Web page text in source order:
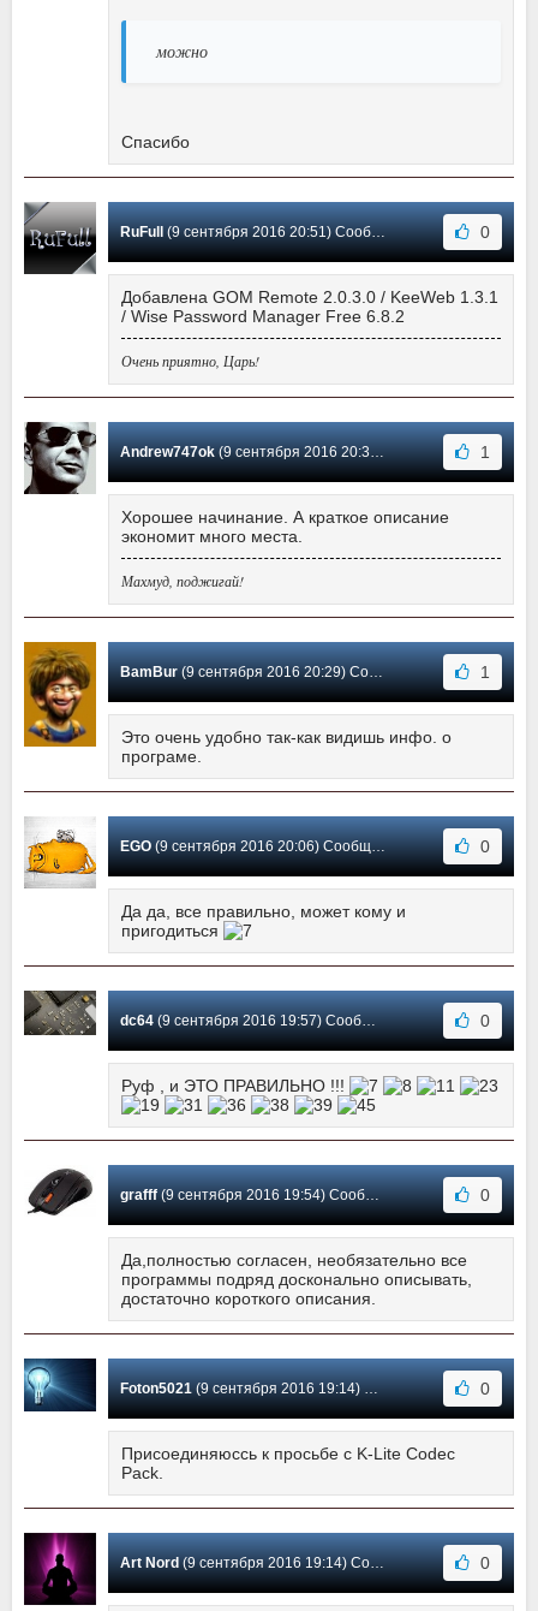
можно
Спасибо
RuFull(9 сентября 2016 20:51) Сообщение #10 0
Добавлена GOM Remote 2.0.3.0 / KeeWeb 1.3.1
/ Wise Password Manager Free 6.8.2
Очень приятно, Царь!
Andrew747ok(9 сентября 2016 20:31) Сообщение #9 1
Хорошее начинание. А краткое описание
экономит много места.
Махмуд, поджигай!
BamBur(9 сентября 2016 20:29) Сообщение #8 1
Это очень удобно так-как видишь инфо. о
програме.
EGO(9 сентября 2016 20:06) Сообщение #7 0
Да да, все правильно, может кому и
пригодиться
dc64(9 сентября 2016 19:57) Сообщение #6 0
Руф , и ЭТО ПРАВИЛЬНО !!!
grafff(9 сентября 2016 19:54) Сообщение #5 0
Да,полностью согласен, необязательно все
программы подряд досконально описывать,
достаточно короткого описания.
Foton5021(9 сентября 2016 19:14) Сообщение #4 0
Присоединяюссь к просьбе с K-Lite Codec
Pack.
Art Nord(9 сентября 2016 19:14) Сообщение #3 0